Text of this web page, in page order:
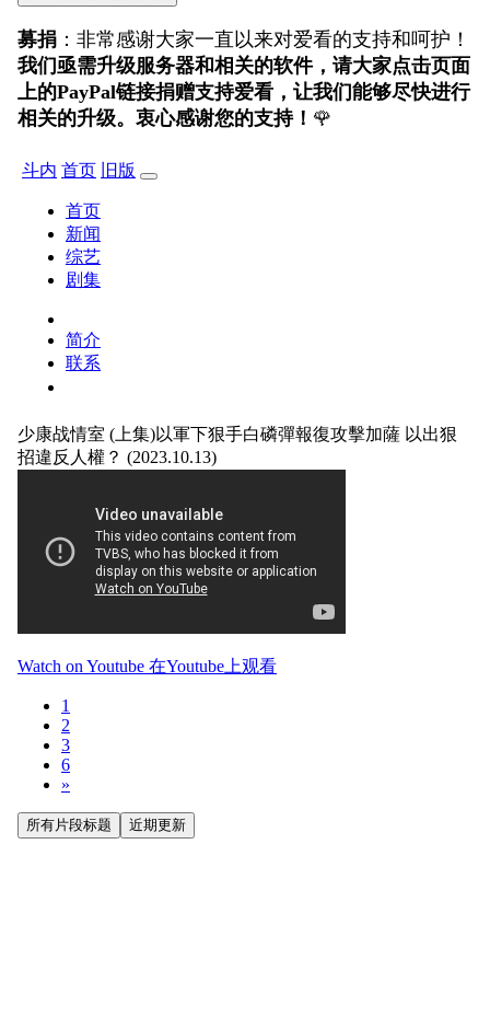
募捐 ：非常感谢大家一直以来对爱看的支持和呵护！
我们亟需升级服务器和相关的软件，请大家点击页面
上的PayPal链接捐赠支持爱看，让我们能够尽快进行
相关的升级。衷心感谢您的支持！ 🌹
斗内 首页 旧版
首页
新闻
综艺
剧集
简介
联系
少康战情室 (上集)以軍下狠手白磷彈報復攻擊加薩 以出狠
招違反人權？ (2023.10.13)
Watch on Youtube 在Youtube上观看
1
2
3
6
»
所有片段标题 近期更新